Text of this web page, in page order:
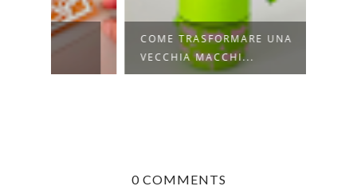
COME TRASFORMARE UNA
VECCHIA MACCHI...
0 COMMENTS